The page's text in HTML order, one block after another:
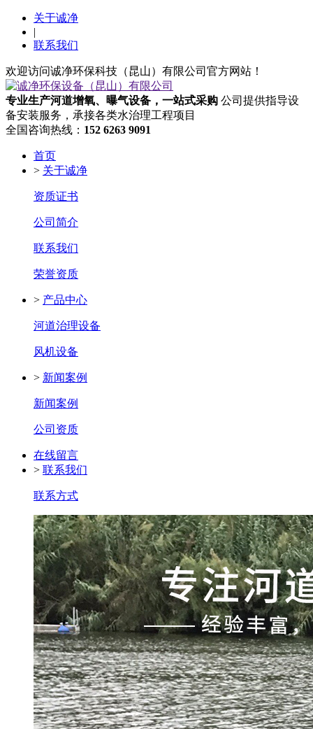
关于诚净
|
联系我们
欢迎访问诚净环保科技（昆山）有限公司官方网站！
专业生产河道增氧、曝气设备，一站式采购 公司提供指导设
备安装服务，承接各类水治理工程项目
全国咨询热线： 152 6263 9091
首页
> 关于诚净
资质证书
公司简介
联系我们
荣誉资质
> 产品中心
河道治理设备
风机设备
> 新闻案例
新闻案例
公司资质
在线留言
> 联系我们
联系方式